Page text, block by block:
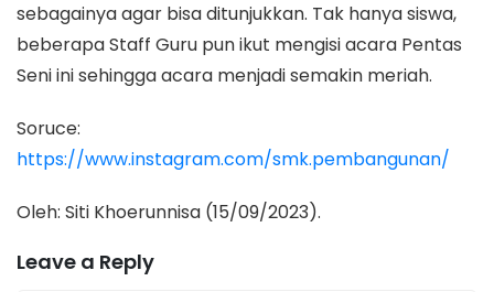
sebagainya agar bisa ditunjukkan. Tak hanya siswa,
beberapa Staff Guru pun ikut mengisi acara Pentas
Seni ini sehingga acara menjadi semakin meriah.
Soruce:
https://www.instagram.com/smk.pembangunan/
Oleh: Siti Khoerunnisa (15/09/2023).
Leave a Reply